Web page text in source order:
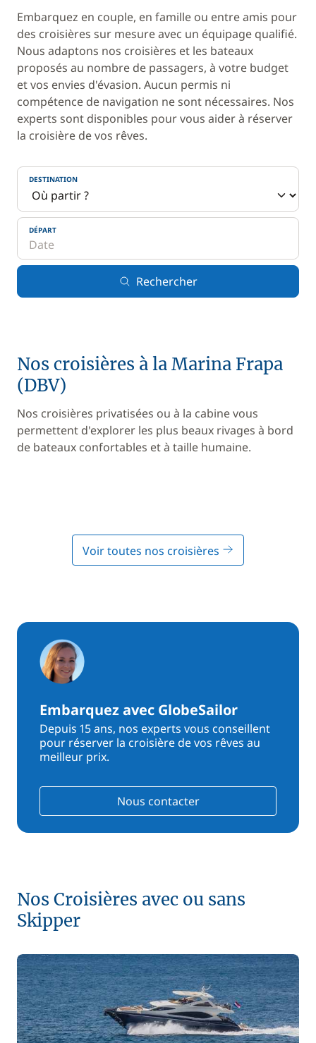
Embarquez en couple, en famille ou entre amis pour
des croisières sur mesure avec un équipage qualifié.
Nous adaptons nos croisières et les bateaux
proposés au nombre de passagers, à votre budget
et vos envies d'évasion. Aucun permis ni
compétence de navigation ne sont nécessaires. Nos
experts sont disponibles pour vous aider à réserver
la croisière de vos rêves.
DESTINATION
DÉPART
Rechercher
Nos croisières à la Marina Frapa
(DBV)
Nos croisières privatisées ou à la cabine vous
permettent d'explorer les plus beaux rivages à bord
de bateaux confortables et à taille humaine.
Voir toutes nos croisières
Embarquez avec GlobeSailor
Depuis 15 ans, nos experts vous conseillent
pour réserver la croisière de vos rêves au
meilleur prix.
Nous contacter
Nos Croisières avec ou sans
Skipper